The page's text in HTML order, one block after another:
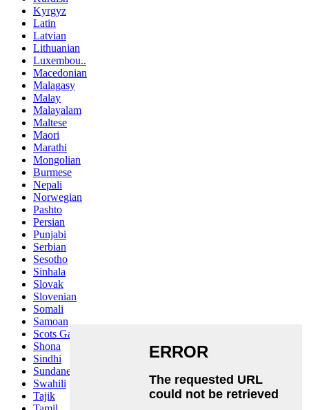
Kyrgyz
Latin
Latvian
Lithuanian
Luxembou..
Macedonian
Malagasy
Malay
Malayalam
Maltese
Maori
Marathi
Mongolian
Burmese
Nepali
Norwegian
Pashto
Persian
Punjabi
Serbian
Sesotho
Sinhala
Slovak
Slovenian
Somali
Samoan
Scots Gaelic
Shona
Sindhi
Sundanese
Swahili
Tajik